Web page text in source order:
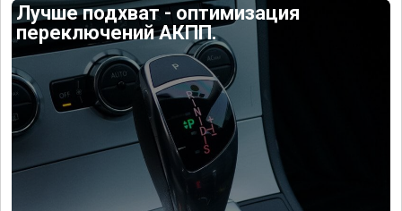
Лучше подхват - оптимизация
переключений АКПП.